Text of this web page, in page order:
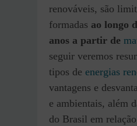
renováveis, são
formadas ao longo
anos a partir de
seguir veremos
tipos de energias
vantagens e
e ambientais, além
do Brasil em